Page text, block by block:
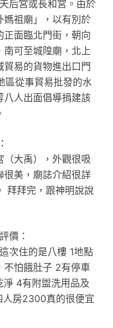
后宮或長和宮。由於
媽祖廟」，以有別於
面臨北門街，朝向
可至城隍廟，北上
貿易的貨物進出口門
區從事貿易批發的水
八人出面倡導捐建該
（大禹），外觀很吸
很美，廟誌介紹很詳
拜拜完，跟神明說說
價：
次住的是八樓 1地點
不怕餓肚子 2有停車
4有附盥洗用品及
房2300真的很便宜